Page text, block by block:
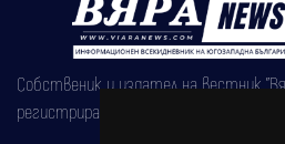
Собственик и издател на вестник
регистрирана на 08.05.2002 година.